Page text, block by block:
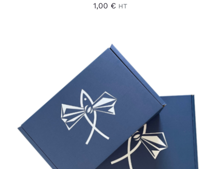
1,00 € HT
AJOUTER AU PANIER